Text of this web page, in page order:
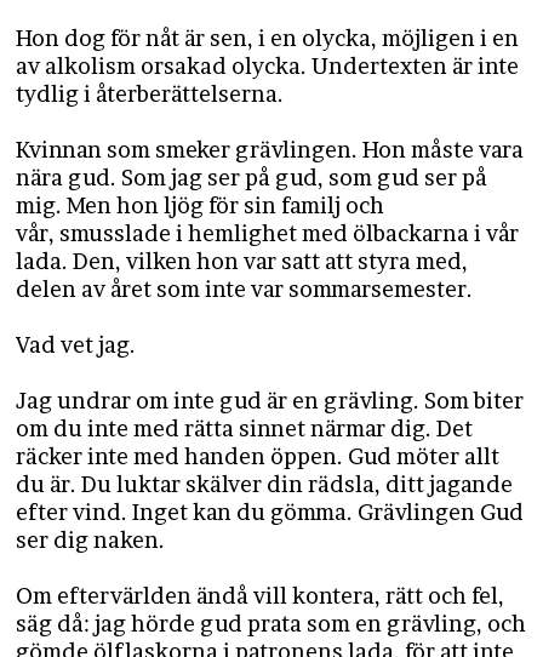
Hon dog för nåt är sen, i en olycka, möjligen i en
av alkolism orsakad olycka. Undertexten är inte
tydlig i återberättelserna.
Kvinnan som smeker grävlingen. Hon måste vara
nära gud. Som jag ser på gud, som gud ser på
mig. Men hon ljög för sin familj och
vår, smusslade i hemlighet med ölbackarna i vår
lada. Den, vilken hon var satt att styra med,
delen av året som inte var sommarsemester.
Vad vet jag.
Jag undrar om inte gud är en grävling. Som biter
om du inte med rätta sinnet närmar dig. Det
räcker inte med handen öppen. Gud möter allt
du är. Du luktar skälver din rädsla, ditt jagande
efter vind. Inget kan du gömma. Grävlingen Gud
ser dig naken.
Om eftervärlden ändå vill kontera, rätt och fel,
säg då: jag hörde gud prata som en grävling, och
gömde ölflaskorna i patronens lada, för att inte